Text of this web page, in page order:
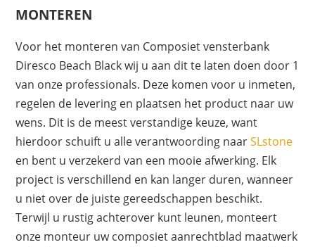
MONTEREN
Voor het monteren van Composiet vensterbank
Diresco Beach Black wij u aan dit te laten doen door 1
van onze professionals. Deze komen voor u inmeten,
regelen de levering en plaatsen het product naar uw
wens. Dit is de meest verstandige keuze, want
hierdoor schuift u alle verantwoording naarSLstone
en bent u verzekerd van een mooie afwerking. Elk
project is verschillend en kan langer duren, wanneer
u niet over de juiste gereedschappen beschikt.
Terwijl u rustig achterover kunt leunen, monteert
onze monteur uw composiet aanrechtblad maatwerk